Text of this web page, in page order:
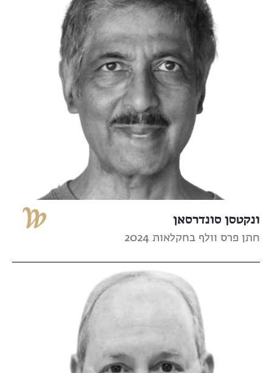
ונקטסן סונדרסאן
חתן פרס וולף בחקלאות 2024